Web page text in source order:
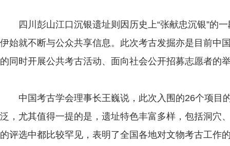
四川彭山江口沉银遗址则因历史上“张献忠沉银”的一
伊始就不断与公众共享信息。此次考古发掘亦是目前中
的同时开展公共考古活动、面向社会公开招募志愿者的
中国考古学会理事长王巍说，此次入围的26个项目
泛，尤其值得一提的是，遗址特色丰富多样，包括洞穴
的评选中都比较罕见，表明了全国各地对文物考古工作